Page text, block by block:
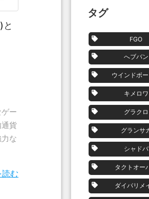
ー
貨
な
む
タグ
FGO
へブバン
ウインドボ
キメロワ
グラクロ
グランサ
シャドバ
タクトオー
ダイパリメ